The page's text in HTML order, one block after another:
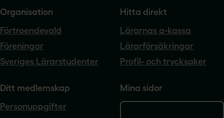
Organisation
Förtroendevald
Föreningar
Sveriges Lärarstudenter
Hitta direkt
Lärarnas a-kassa
Lärarförsäkringar
Profil- och trycksaker
Ditt medlemskap
Personuppgifter
Mina sidor